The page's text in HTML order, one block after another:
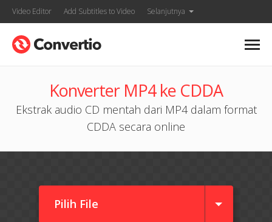
Video Editor Add Subtitles to Video Selanjutnya
Konverter MP4 ke CDDA
Ekstrak audio CD mentah dari MP4 dalam format
CDDA secara online
Pilih File